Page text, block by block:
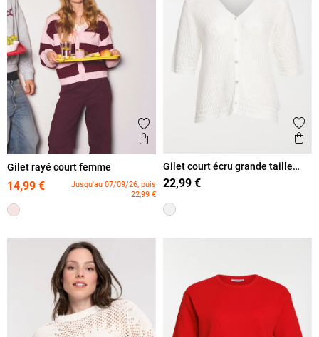
Ajouter aux favoris
Aperçu rapide
Gilet rayé court femme
14,99 €
Jusqu'au 07/09/26, puis
22,99 €
Gilet court écru grande taille
femme
22,99 €